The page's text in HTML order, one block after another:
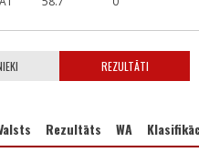
REZULTĀTI
Rezultāts WA